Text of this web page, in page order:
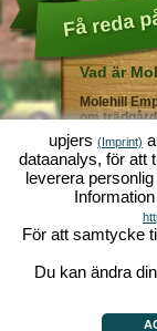
Få reda
Vad är
Molehill
om
ytterligare
rollen som
paradis.
möjliga
jordgubbar
Gurka och
Grönadal
spelare.
örtagården
och var
Vad är
upjers (Imprint)
dataanalys, för att
leverera
För att samtycke
Du kan ändra